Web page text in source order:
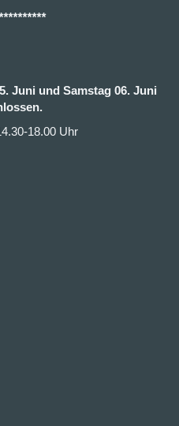
Juni und Samstag 06. Juni
18.00 Uhr